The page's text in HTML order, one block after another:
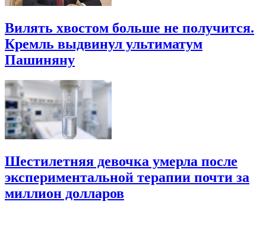
Вилять хвостом больше не получится.
Кремль выдвинул ультиматум
Пашиняну
Шестилетняя девочка умерла после
экспериментальной терапии почти за
миллион долларов